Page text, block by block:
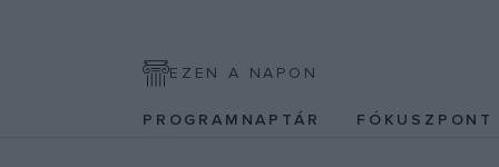
EZEN A NAPON
PROGRAMNAPTÁR FÓKUSZPONT